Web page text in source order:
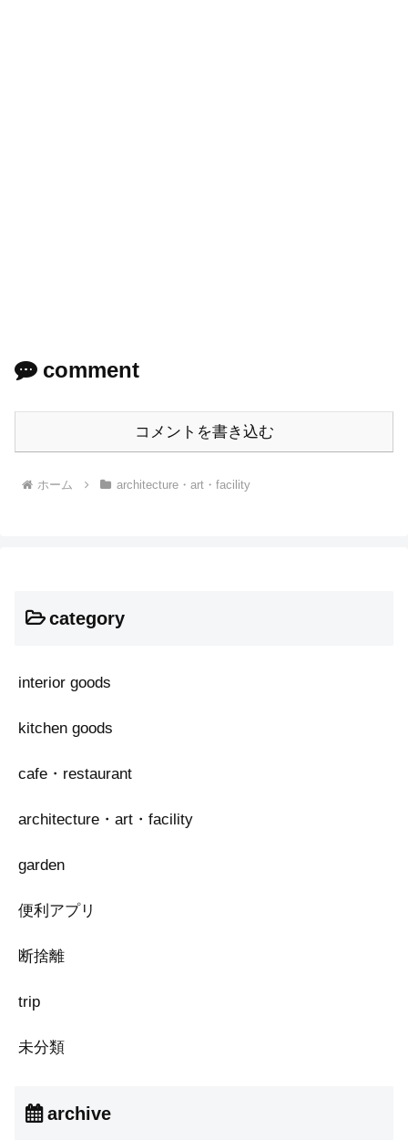
comment
コメントを書き込む
ホーム architecture・art・facility
category
interior goods
kitchen goods
cafe・restaurant
architecture・art・facility
garden
便利アプリ
断捨離
trip
未分類
archive